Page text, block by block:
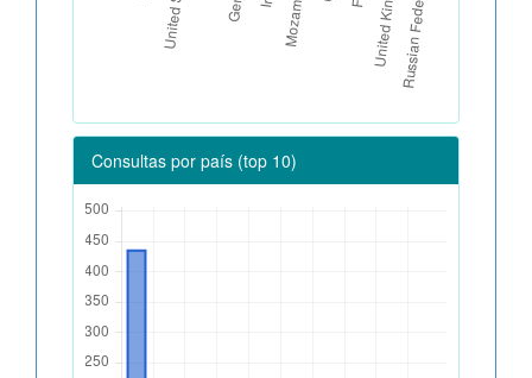
Consultas por país (top 10)